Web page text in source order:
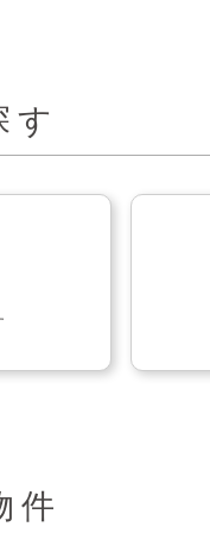
す
件